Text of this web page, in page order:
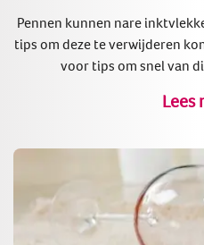
Pennen kunnen nare
tips om deze te verwijderen
voor tips om snel van
Lees